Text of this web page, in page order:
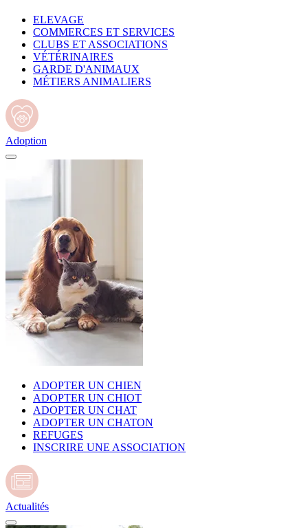
ELEVAGE
COMMERCES ET SERVICES
CLUBS ET ASSOCIATIONS
VÉTÉRINAIRES
GARDE D'ANIMAUX
MÉTIERS ANIMALIERS
Adoption
ADOPTER UN CHIEN
ADOPTER UN CHIOT
ADOPTER UN CHAT
ADOPTER UN CHATON
REFUGES
INSCRIRE UNE ASSOCIATION
Actualités